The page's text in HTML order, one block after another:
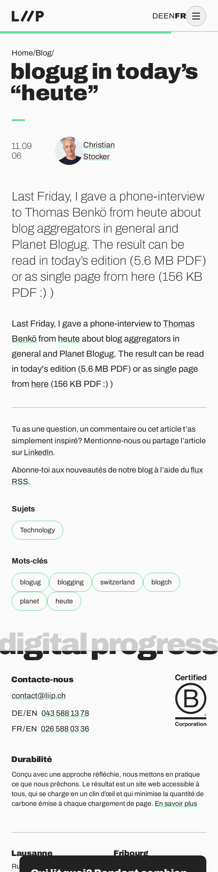
DEENFR
Home/Blog/
blogug in today’s “heute”
blogug in today’s
“heute”
11.09
.06
Christian
Stocker
Last Friday, I gave a phone-interview
to Thomas Benkö from heute about
blog aggregators in general and
Planet Blogug. The result can be
read in today’s edition (5.6 MB PDF)
or as single page from here (156 KB
PDF :) )
Last Friday, I gave a phone-interview to Thomas
Benkö from heute about blog aggregators in
general and Planet Blogug. The result can be read
in today's edition (5.6 MB PDF) or as single page
from here (156 KB PDF :) )
Tu as une question, un commentaire ou cet article t’as
simplement inspiré? Mentionne-nous ou partage l’article
sur LinkedIn.
Abonne-toi aux nouveautés de notre blog à l’aide du flux
RSS.
Sujets
Technology
Mots-clés
blogug blogging switzerland blogch
planet heute
progress
Contacte-nous
contact@liip.ch
DE / EN Pour l’allemand ou l’anglais, merci d’appeler le
043 588 13 78
FR / EN Pour le français ou l’anglais, merci d’appeler le
026 588 03 36
Durabilité
Conçu avec une approche réfléchie, nous mettons en pratique
ce que nous prêchons. Le résultat est un site web accessible à
tous, qui se charge en un clin d’œil et qui minimise la quantité de
carbone émise à chaque chargement de page. En savoir plus
Nos bureaux
Lausanne
Rue Etraz 4
Fribourg